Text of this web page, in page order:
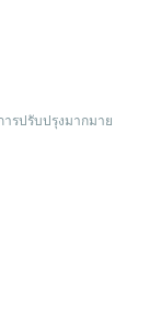
ารปรับปรุงมากมาย